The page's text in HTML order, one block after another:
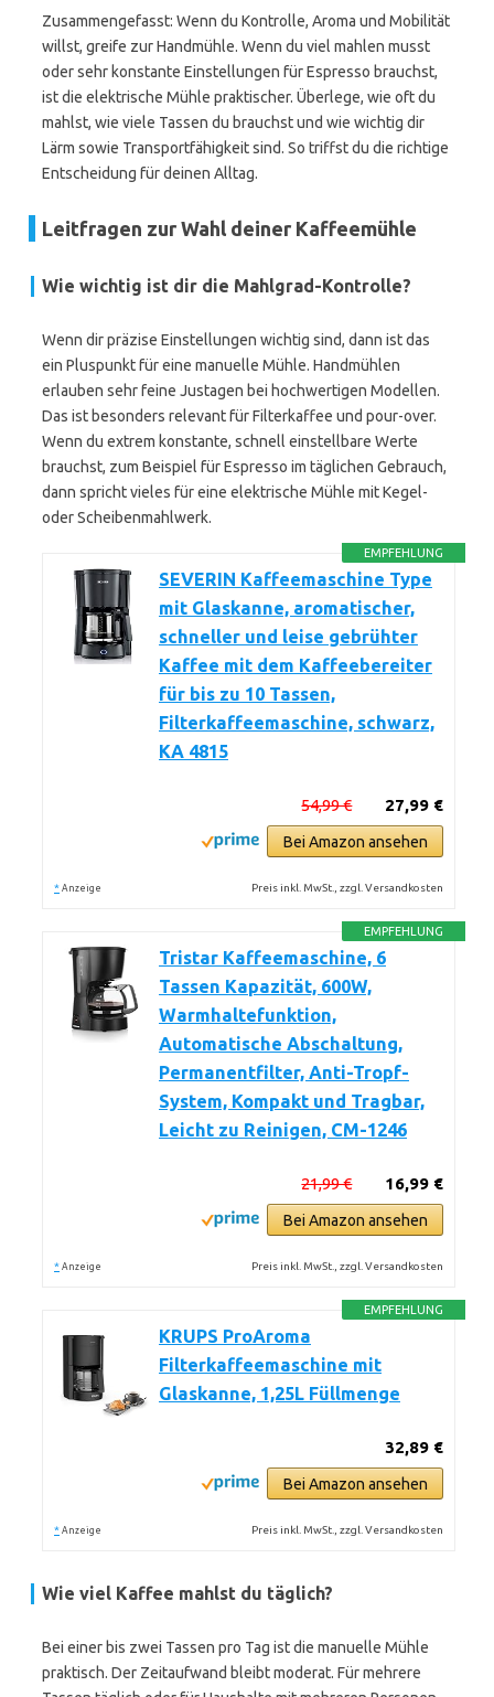
Zusammengefasst: Wenn du Kontrolle, Aroma und Mobilität
willst, greife zur Handmühle. Wenn du viel mahlen musst
oder sehr konstante Einstellungen für Espresso brauchst,
ist die elektrische Mühle praktischer. Überlege, wie oft du
mahlst, wie viele Tassen du brauchst und wie wichtig dir
Lärm sowie Transportfähigkeit sind. So triffst du die richtige
Entscheidung für deinen Alltag.
Leitfragen zur Wahl deiner Kaffeemühle
Wie wichtig ist dir die Mahlgrad-Kontrolle?
Wenn dir präzise Einstellungen wichtig sind, dann ist das
ein Pluspunkt für eine manuelle Mühle. Handmühlen
erlauben sehr feine Justagen bei hochwertigen Modellen.
Das ist besonders relevant für Filterkaffee und pour-over.
Wenn du extrem konstante, schnell einstellbare Werte
brauchst, zum Beispiel für Espresso im täglichen Gebrauch,
dann spricht vieles für eine elektrische Mühle mit Kegel-
oder Scheibenmahlwerk.
EMPFEHLUNG
SEVERIN Kaffeemaschine Type
mit Glaskanne, aromatischer,
schneller und leise gebrühter
Kaffee mit dem Kaffeebereiter
für bis zu 10 Tassen,
Filterkaffeemaschine, schwarz,
KA 4815
27,99 €
54,99 €
Bei Amazon ansehen
* Anzeige Preis inkl. MwSt., zzgl. Versandkosten
EMPFEHLUNG
Tristar Kaffeemaschine, 6
Tassen Kapazität, 600W,
Warmhaltefunktion,
Automatische Abschaltung,
Permanentfilter, Anti-Tropf-
System, Kompakt und Tragbar,
Leicht zu Reinigen, CM-1246
16,99 €
21,99 €
Bei Amazon ansehen
* Anzeige Preis inkl. MwSt., zzgl. Versandkosten
EMPFEHLUNG
KRUPS ProAroma
Filterkaffeemaschine mit
Glaskanne, 1,25L Füllmenge
32,89 €
Bei Amazon ansehen
* Anzeige Preis inkl. MwSt., zzgl. Versandkosten
Wie viel Kaffee mahlst du täglich?
Bei einer bis zwei Tassen pro Tag ist die manuelle Mühle
praktisch. Der Zeitaufwand bleibt moderat. Für mehrere